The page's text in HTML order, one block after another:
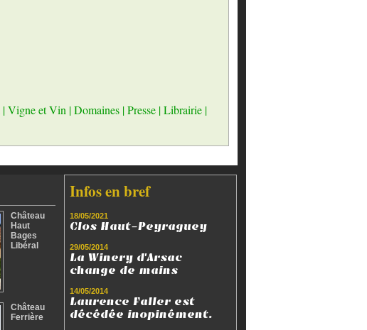
|Vigne et Vin |Domaines |Presse |Librairie |
Château
Haut
Bages
Libéral
Château
Ferrière
Infos en bref
18/05/2021
Clos Haut-Peyraguey
29/05/2014
La Winery d'Arsac
change de mains
14/05/2014
Laurence Faller est
décédée inopinément.